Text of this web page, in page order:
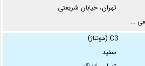
تهران، خیابان شریعتی
…
C3 (مونتاژ)
سفید